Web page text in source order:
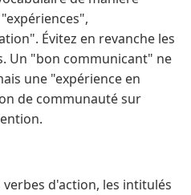
Évitez en revanche les
Un "bon communicant" ne
une "expérience en
de communauté sur
d'action, les intitulés